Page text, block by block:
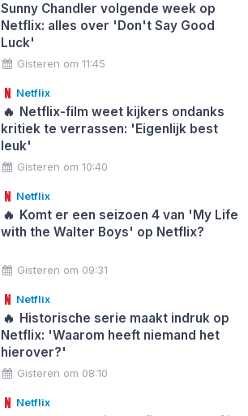
Sunny Chandler volgende week op
Netflix: alles over 'Don't Say Good
Luck'
Gisteren om 11:45
Netflix
🔥 Netflix-film weet kijkers ondanks
kritiek te verrassen: 'Eigenlijk best
leuk'
Gisteren om 10:40
Netflix
🔥 Komt er een seizoen 4 van 'My Life
with the Walter Boys' op Netflix?
Gisteren om 09:31
Netflix
🔥 Historische serie maakt indruk op
Netflix: 'Waarom heeft niemand het
hierover?'
Gisteren om 08:10
Netflix